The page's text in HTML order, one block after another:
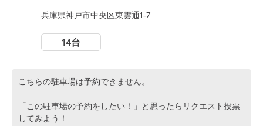
兵庫県神戸市中央区東雲通1-7
14台
こちらの駐車場は予約できません。
「この駐車場の予約をしたい！」と思ったらリクエスト投票
してみよう！